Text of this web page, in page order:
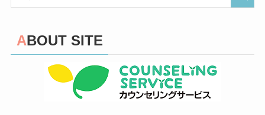
ABOUT SITE